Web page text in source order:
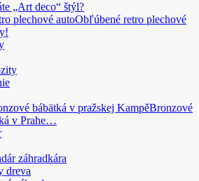
„Art deco“ štýl?
Obľúbené retro plechové
Bronzové
v Prahe…
záhradkára
dreva